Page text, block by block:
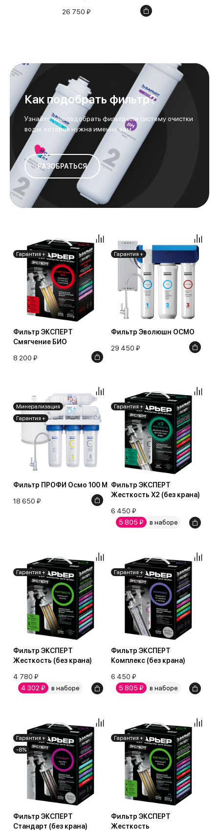
26 750 ₽
Как подобрать фильтр?
Узнайте, как подобрать фильтр или систему очистки
воды, которая нужна именно вам
РАЗОБРАТЬСЯ
Фильтр ЭКСПЕРТ
Смягчение БИО
8 200 ₽
Гарантия +
Фильтр Эволюшн ОСМО
29 450 ₽
Гарантия +
Фильтр ПРОФИ Осмо 100 М
18 650 ₽
Минерализация
Гарантия +
Фильтр ЭКСПЕРТ
Жесткость Х2 (без крана)
6 450 ₽
5 805 ₽
в наборе
Гарантия +
Фильтр ЭКСПЕРТ
Жесткость (без крана)
4 780 ₽
4 302 ₽
в наборе
Гарантия +
Фильтр ЭКСПЕРТ
Комплекс (без крана)
6 450 ₽
5 805 ₽
в наборе
Гарантия +
Фильтр ЭКСПЕРТ
Стандарт (без крана)
Гарантия +
-8%
Фильтр ЭКСПЕРТ
Жесткость
Гарантия +